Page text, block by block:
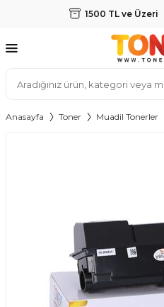
1500 TL ve Üzeri
Anasayfa Toner Muadil Tonerler